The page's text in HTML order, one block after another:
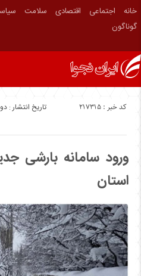
خانه اجتماعی اقتصادی سلامت
گوناگون
تاریخ انتشار : دوشنبه 20 ژانویه کد خبر : 217315
استان